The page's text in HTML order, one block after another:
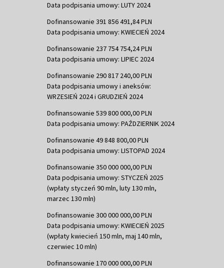
Data podpisania umowy: LUTY 2024
Dofinansowanie 391 856 491,84 PLN
Data podpisania umowy: KWIECIEŃ 2024
Dofinansowanie 237 754 754,24 PLN
Data podpisania umowy: LIPIEC 2024
Dofinansowanie 290 817 240,00 PLN
Data podpisania umowy i aneksów:
WRZESIEŃ 2024 i GRUDZIEŃ 2024
Dofinansowanie 539 800 000,00 PLN
Data podpisania umowy: PAŹDZIERNIK 2024
Dofinansowanie 49 848 800,00 PLN
Data podpisania umowy: LISTOPAD 2024
Dofinansowanie 350 000 000,00 PLN
Data podpisania umowy: STYCZEŃ 2025
(wpłaty styczeń 90 mln, luty 130 mln,
marzec 130 mln)
Dofinansowanie 300 000 000,00 PLN
Data podpisania umowy: KWIECIEŃ 2025
(wpłaty kwiecień 150 mln, maj 140 mln,
czerwiec 10 mln)
Dofinansowanie 170 000 000,00 PLN